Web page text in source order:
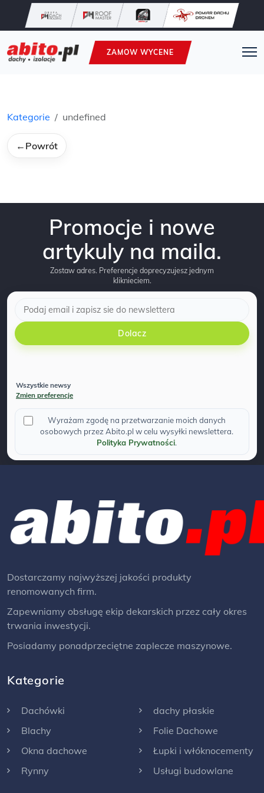
ZAMOW WYCENE
Kategorie undefined
← Powrót
Promocje i nowe
artykuly na maila.
Zostaw adres. Preferencje doprecyzujesz jednym
kliknieciem.
Dolacz
Wszystkie newsy
Zmien preferencje
Wyrażam zgodę na przetwarzanie moich danych
osobowych przez Abito.pl w celu wysyłki newslettera.
Polityka Prywatności.
Dostarczamy najwyższej jakości produkty
renomowanych firm.
Zapewniamy obsługę ekip dekarskich przez cały okres
trwania inwestycji.
Posiadamy ponadprzeciętne zaplecze maszynowe.
Kategorie
Dachówki
Blachy
Okna dachowe
Rynny
dachy płaskie
Folie Dachowe
Łupki i włóknocementy
Usługi budowlane